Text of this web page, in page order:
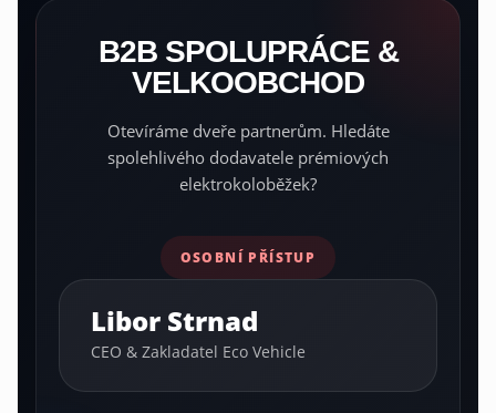
B2B SPOLUPRÁCE &
VELKOOBCHOD
Otevíráme dveře partnerům. Hledáte
spolehlivého dodavatele prémiových
elektrokoloběžek?
OSOBNÍ PŘÍSTUP
Libor Strnad
CEO & Zakladatel Eco Vehicle